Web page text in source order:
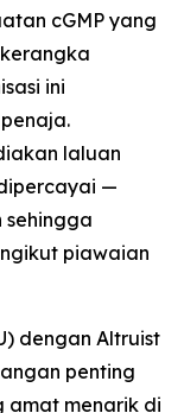
cGMP yang
ini
laluan
—
piawaian
dengan Altruist
penting
amat menarik di